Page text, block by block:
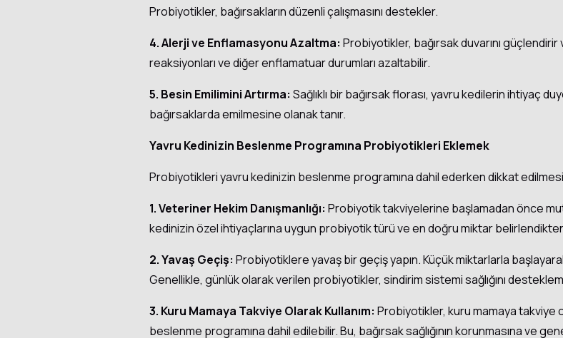
Probiyotikler, bağırsakların düzenli çalışmasını destekler.
4. Alerji ve Enflamasyonu Azaltma: Probiyotikler, bağırsak duvarını
reaksiyonları ve diğer enflamatuar durumları azaltabilir.
5. Besin Emilimini Artırma: Sağlıklı bir bağırsak florası, yavru kedilerin ihtiyaç
bağırsaklarda emilmesine olanak tanır.
Yavru Kedinizin Beslenme Programına Probiyotikleri Eklemek
Probiyotikleri yavru kedinizin beslenme programına dahil ederken dikkat
1. Veteriner Hekim Danışmanlığı: Probiyotik takviyelerine başlamadan önce
kedinizin özel ihtiyaçlarına uygun probiyotik türü ve en doğru miktar
2. Yavaş Geçiş: Probiyotiklere yavaş bir geçiş yapın. Küçük miktarlarla
Genellikle, günlük olarak verilen probiyotikler, sindirim sistemi sağlığını
3. Kuru Mamaya Takviye Olarak Kullanım: Probiyotikler, kuru mamaya takviye
beslenme programına dahil edilebilir. Bu, bağırsak sağlığının korunmasına ve